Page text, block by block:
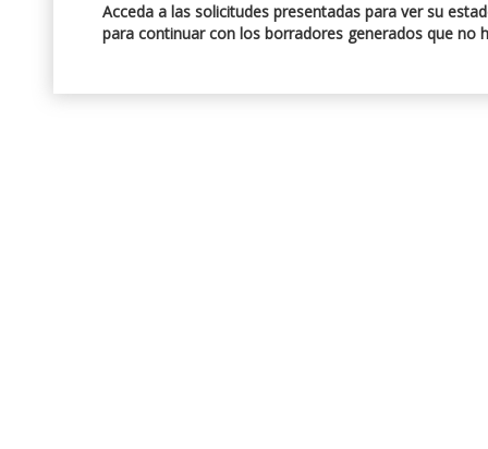
Acceda a las solicitudes presentadas para ver su
para continuar con los borradores generados que no